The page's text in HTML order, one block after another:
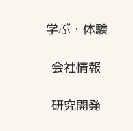
学ぶ・体験
会社情報
研究開発